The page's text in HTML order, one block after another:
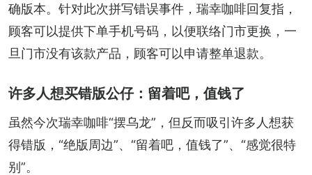
确版本。针对此次拼写错误事件，瑞幸咖啡回复指，
顾客可以提供下单手机号码，以便联络门市更换，一
旦门市没有该款产品，顾客可以申请整单退款。
许多人想买错版公仔：留着吧，值钱了
虽然今次瑞幸咖啡“摆乌龙”，但反而吸引许多人想获
得错版，“绝版周边”、“留着吧，值钱了”、“感觉很特
别”。